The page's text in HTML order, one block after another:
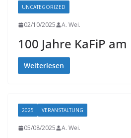
UNCATEGORIZED
02/10/2025 A. Wei.
100 Jahre KaFiP
Weiterlesen
2025 VERANSTALTUNG
05/08/2025 A. Wei.